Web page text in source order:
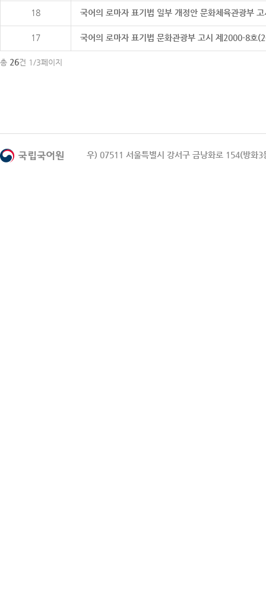
18 국어의 로마자 표기법 일부 개정안 문화체육관광부
17 국어의 로마자 표기법 문화관광부 고시 제2000-8호
총 26건 1/3페이지
우) 07511 서울특별시 강서구 금낭화로 154(방화3